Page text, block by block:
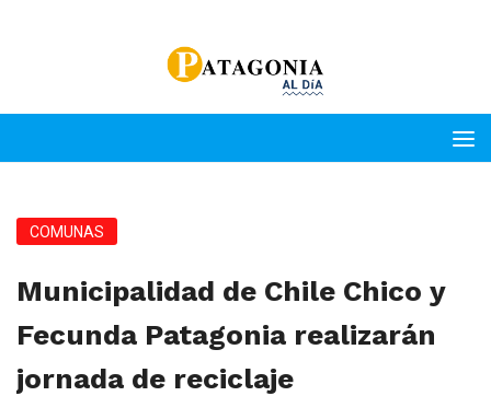
COMUNAS
Municipalidad de Chile Chico y
Fecunda Patagonia realizarán
jornada de reciclaje